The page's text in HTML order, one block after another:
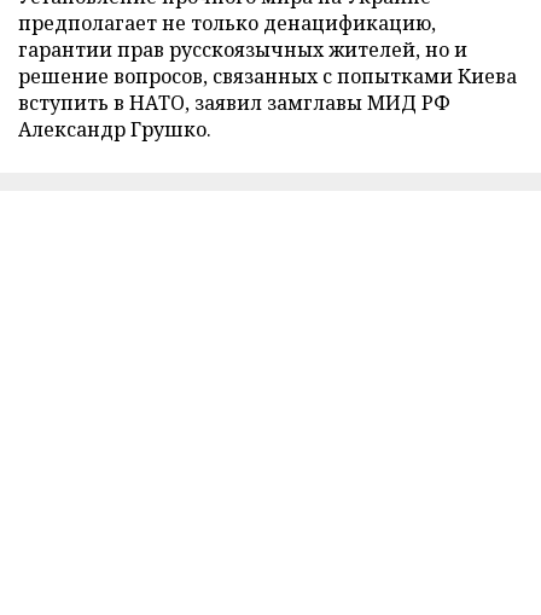
предполагает не только денацификацию,
гарантии прав русскоязычных жителей, но и
решение вопросов, связанных с попытками Киева
вступить в НАТО, заявил замглавы МИД РФ
Александр Грушко.